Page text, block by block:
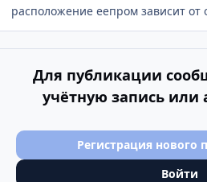
расположение еепром зависит от
Для публикации
учётную запись или
Регистрация нового
Войти